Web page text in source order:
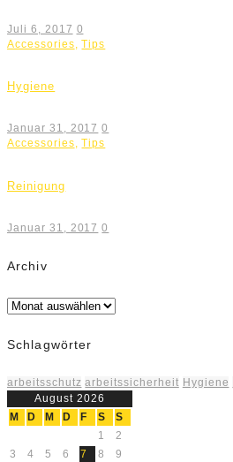
Juli 6, 2017 0
Accessories ,Tips
Hygiene
Januar 31, 2017 0
Accessories,Tips
Reinigung
Januar 31, 2017 0
Archiv
Archiv
Schlagwörter
arbeitsschutz arbeitssicherheit Hygiene
August 2026
M
D M D F S
S
1
2
3
4 5 6 7 8
9